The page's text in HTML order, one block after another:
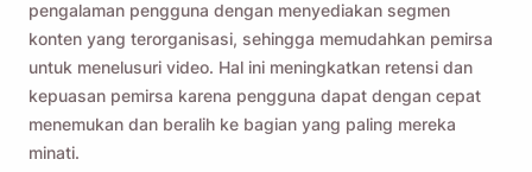
pengalaman pengguna dengan menyediakan segmen
konten yang terorganisasi, sehingga memudahkan pemirsa
untuk menelusuri video. Hal ini meningkatkan retensi dan
kepuasan pemirsa karena pengguna dapat dengan cepat
menemukan dan beralih ke bagian yang paling mereka
minati.